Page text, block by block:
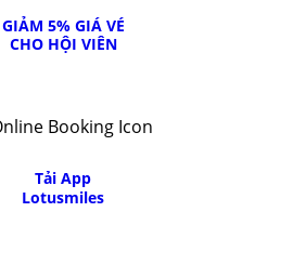
GIẢM 5% GIÁ VÉ
CHO HỘI VIÊN
Tải App
Lotusmiles